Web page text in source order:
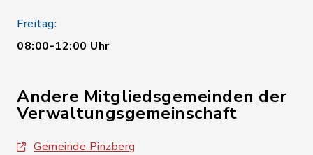
Freitag:
08:00-12:00 Uhr
Andere Mitgliedsgemeinden der
Verwaltungsgemeinschaft
Gemeinde Pinzberg